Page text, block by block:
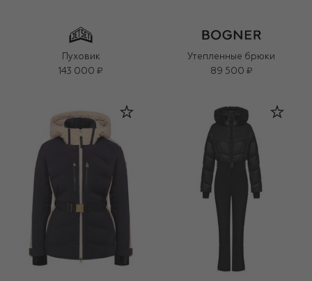
Пуховик
143 000 ₽
Утепленные брюки
89 500 ₽